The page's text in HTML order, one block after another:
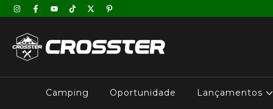
Camping Oportunidade Lançamentos